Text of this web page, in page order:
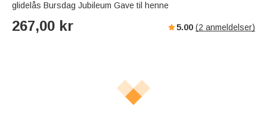
glidelås Bursdag Jubileum Gave til henne
267,00 kr 5.00 (2 anmeldelser)